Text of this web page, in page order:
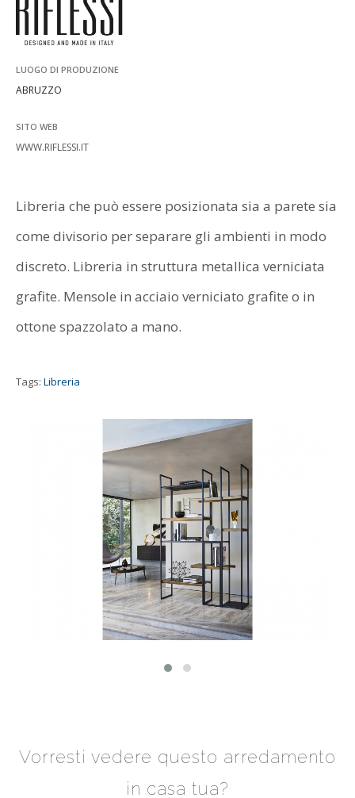
ISCRIVITI ALLA NEWSLETTER
LUOGO DI PRODUZIONE
ABRUZZO
SITO WEB
WWW.RIFLESSI.IT
Libreria che può essere posizionata sia a parete sia
come divisorio per separare gli ambienti in modo
discreto. Libreria in struttura metallica verniciata
grafite. Mensole in acciaio verniciato grafite o in
ottone spazzolato a mano.
Tags: Libreria
Vorresti vedere questo arredamento
in casa tua?